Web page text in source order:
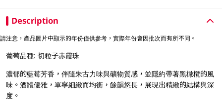
Description
請注意，產品圖片中顯示的年份僅供參考，實際年份會因批次而有所不同。
葡萄品種: 切粒子赤霞珠
濃郁的藍莓芳香，伴隨朱古力味與礦物質感，並隱約帶著黑橄欖的風
味。酒體優雅，單寧細緻而均衡，餘韻悠長，展現出精緻的結構與深
度。